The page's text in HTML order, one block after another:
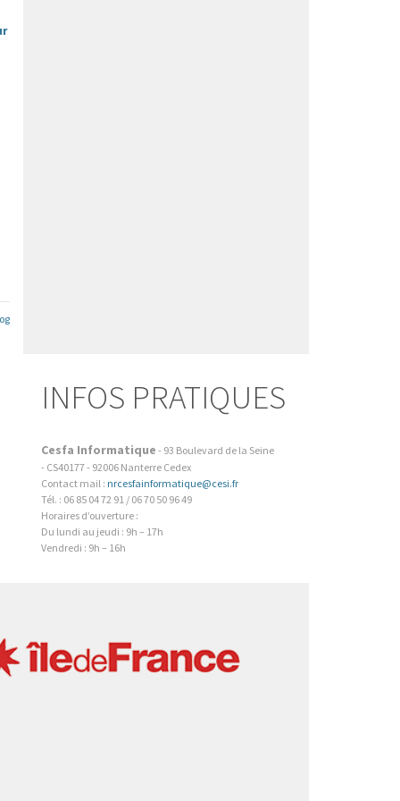
INFOS PRATIQUES
Cesfa Informatique - 93 Boulevard de la Seine
- CS40177- 92006 Nanterre Cedex
Contact mail : nrcesfainformatique@cesi.fr
Tél. : 06 85 04 72 91 / 06 70 50 96 49
Horaires d’ouverture :
Du lundi au jeudi : 9h – 17h
Vendredi : 9h – 16h